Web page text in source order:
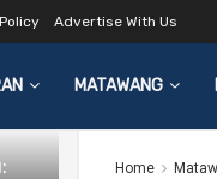
Filter Advertise With Us
MATAWANG
Home